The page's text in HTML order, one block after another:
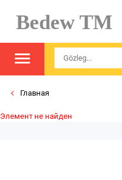
Bedew TM
Главная
Элемент не найден